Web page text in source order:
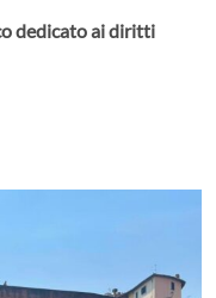
dedicato ai diritti